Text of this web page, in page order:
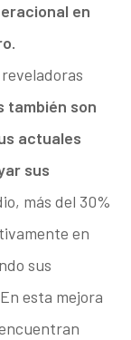
en
también son
actuales
sus
más del 30%
en
sus
esta mejora